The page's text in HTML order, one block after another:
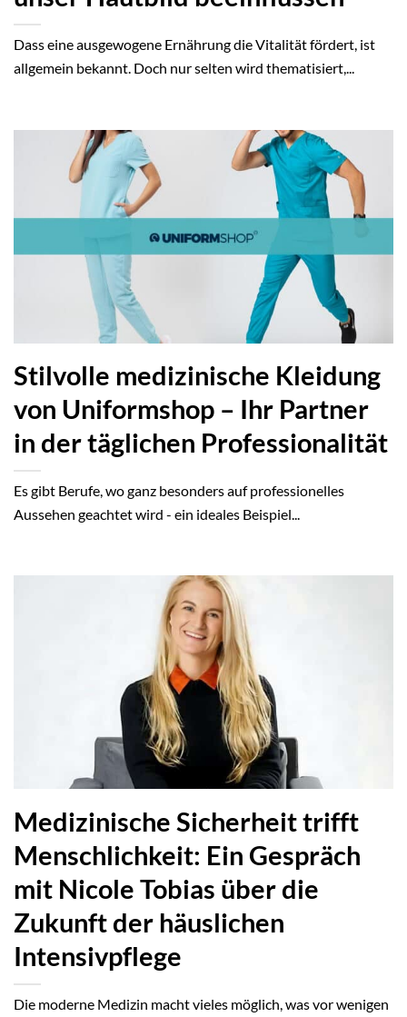
Dass eine ausgewogene Ernährung die Vitalität fördert, ist
allgemein bekannt. Doch nur selten wird thematisiert,...
Stilvolle medizinische Kleidung
von Uniformshop – Ihr Partner
in der täglichen Professionalität
Es gibt Berufe, wo ganz besonders auf professionelles
Aussehen geachtet wird - ein ideales Beispiel...
Medizinische Sicherheit trifft
Menschlichkeit: Ein Gespräch
mit Nicole Tobias über die
Zukunft der häuslichen
Intensivpflege
Die moderne Medizin macht vieles möglich, was vor wenigen